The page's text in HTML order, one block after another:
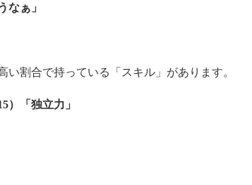
なぁ」
割合で持っている「スキル」があります。
）「独立力」